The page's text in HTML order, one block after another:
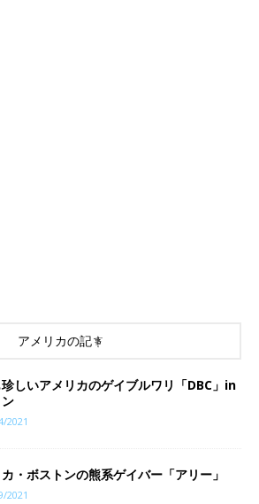
アメリカの記事
しいアメリカのゲイブルワリ「DBC」in
2021
・ボストンの熊系ゲイバー「アリー」
2021